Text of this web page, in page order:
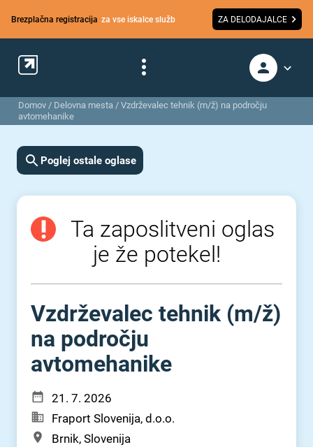
Brezplačna registracija za vse iskalce služb ZA DELODAJALCE
Domov / Delovna mesta / Vzdrževalec tehnik (m⁠/⁠ž) na področju
avtomehanike
Poglej ostale oglase
Ta zaposlitveni oglas
je že potekel!
Vzdrževalec tehnik (m⁠⁠/⁠⁠ž)
na področju
avtomehanike
21. 7. 2026
Fraport Slovenija, d.o.o.
Brnik, Slovenija